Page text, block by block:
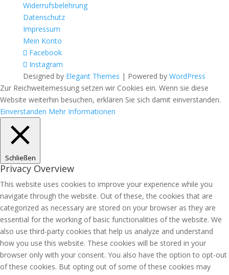
Widerrufsbelehrung
Datenschutz
Impressum
Mein Konto
Facebook
Instagram
Designed by Elegant Themes | Powered by WordPress
Zur Reichweitemessung setzen wir Cookies ein. Wenn sie diese
Website weiterhin besuchen, erklären Sie sich damit einverstanden.
Einverstanden Mehr Informationen
Schließen
Privacy Overview
This website uses cookies to improve your experience while you
navigate through the website. Out of these, the cookies that are
categorized as necessary are stored on your browser as they are
essential for the working of basic functionalities of the website. We
also use third-party cookies that help us analyze and understand
how you use this website. These cookies will be stored in your
browser only with your consent. You also have the option to opt-out
of these cookies. But opting out of some of these cookies may